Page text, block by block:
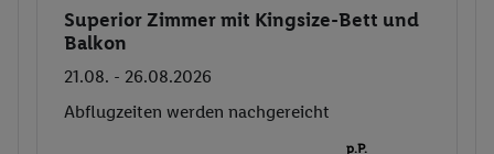
Buchen
Superior Zimmer mit Kingsize-Bett und
Balkon
21.08. - 26.08.2026
Abflugzeiten werden nachgereicht
p.P.